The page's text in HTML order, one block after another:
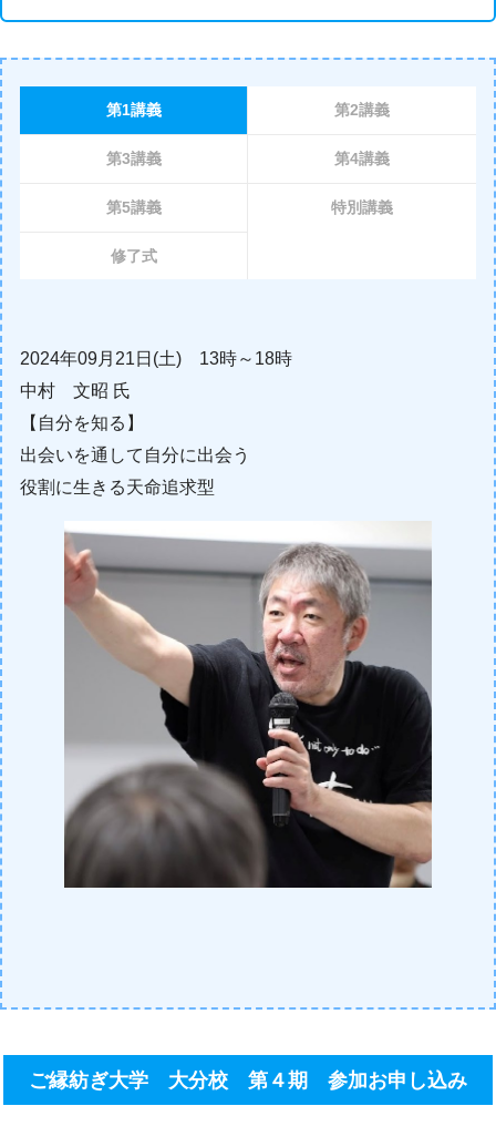
第1講義 第2講義
第3講義 第4講義
第5講義 特別講義
修了式
2024年09月21日(土) 13時～18時
中村 文昭 氏
【自分を知る】
出会いを通して自分に出会う
役割に生きる天命追求型
ご縁紡ぎ大学 大分校 第４期 参加お申し込み